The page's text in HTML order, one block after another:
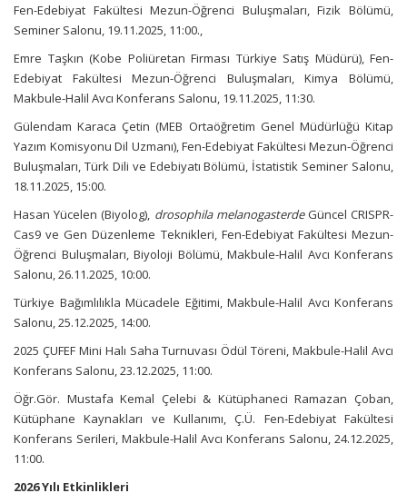
Fen-Edebiyat Fakültesi Mezun-Öğrenci Buluşmaları, Fizik Bölümü,
Seminer Salonu, 19.11.2025, 11:00.,
Emre Taşkın (Kobe Poliüretan Firması Türkiye Satış Müdürü), Fen-
Edebiyat Fakültesi Mezun-Öğrenci Buluşmaları, Kimya Bölümü,
Makbule-Halil Avcı Konferans Salonu, 19.11.2025, 11:30.
Gülendam Karaca Çetin (MEB Ortaöğretim Genel Müdürlüğü Kitap
Yazım Komisyonu Dil Uzmanı), Fen-Edebiyat Fakültesi Mezun-Öğrenci
Buluşmaları, Türk Dili ve Edebiyatı Bölümü, İstatistik Seminer Salonu,
18.11.2025, 15:00.
Hasan Yücelen (Biyolog), drosophila melanogasterdeGüncel CRISPR-
Cas9 ve Gen Düzenleme Teknikleri, Fen-Edebiyat Fakültesi Mezun-
Öğrenci Buluşmaları, Biyoloji Bölümü, Makbule-Halil Avcı Konferans
Salonu, 26.11.2025, 10:00.
Türkiye Bağımlılıkla Mücadele Eğitimi, Makbule-Halil Avcı Konferans
Salonu, 25.12.2025, 14:00.
2025 ÇUFEF Mini Halı Saha Turnuvası Ödül Töreni, Makbule-Halil Avcı
Konferans Salonu, 23.12.2025, 11:00.
Öğr.Gör. Mustafa Kemal Çelebi & Kütüphaneci Ramazan Çoban,
Kütüphane Kaynakları ve Kullanımı, Ç.Ü. Fen-Edebiyat Fakültesi
Konferans Serileri, Makbule-Halil Avcı Konferans Salonu, 24.12.2025,
11:00.
2026 Yılı Etkinlikleri